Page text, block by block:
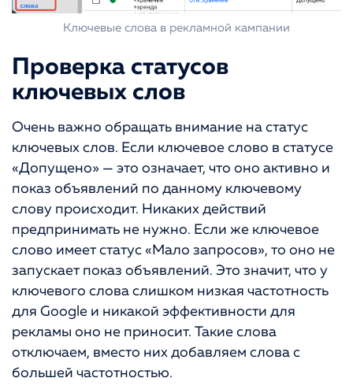
Ключевые слова в рекламной кампании
Проверка статусов
ключевых слов
Очень важно обращать внимание на статус
ключевых слов. Если ключевое слово в статусе
«Допущено» — это означает, что оно активно и
показ объявлений по данному ключевому
слову происходит. Никаких действий
предпринимать не нужно. Если же ключевое
слово имеет статус «Мало запросов», то оно не
запускает показ объявлений. Это значит, что у
ключевого слова слишком низкая частотность
для Google и никакой эффективности для
рекламы оно не приносит. Такие слова
отключаем, вместо них добавляем слова с
большей частотностью.